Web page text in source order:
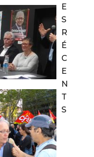
E
S
R
É
C
E
N
T
S